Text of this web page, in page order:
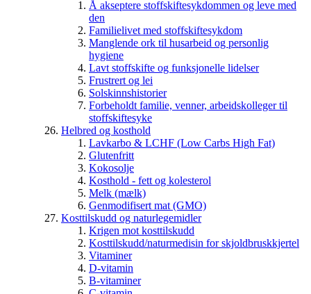
Å akseptere stoffskiftesykdommen og leve med
den
Familielivet med stoffskiftesykdom
Manglende ork til husarbeid og personlig
hygiene
Lavt stoffskifte og funksjonelle lidelser
Frustrert og lei
Solskinnshistorier
Forbeholdt familie, venner, arbeidskolleger til
stoffskiftesyke
Helbred og kosthold
Lavkarbo & LCHF (Low Carbs High Fat)
Glutenfritt
Kokosolje
Kosthold - fett og kolesterol
Melk (mælk)
Genmodifisert mat (GMO)
Kosttilskudd og naturlegemidler
Krigen mot kosttilskudd
Kosttilskudd/naturmedisin for skjoldbruskkjertel
Vitaminer
D-vitamin
B-vitaminer